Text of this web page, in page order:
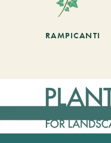
RAMPICANTI